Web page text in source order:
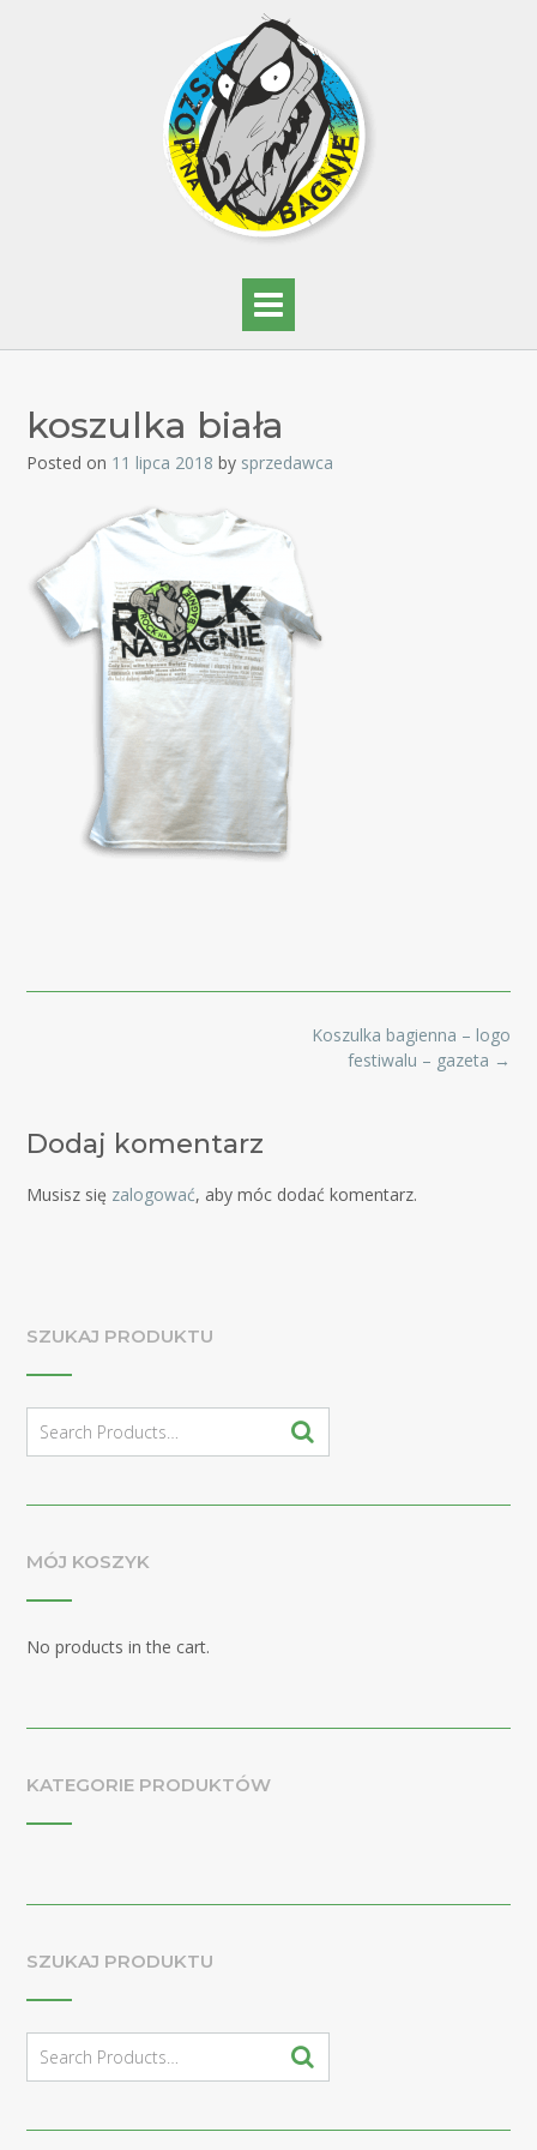
koszulka biała
Posted on 11 lipca 2018 by sprzedawca
Koszulka bagienna – logo
festiwalu – gazeta →
Dodaj komentarz
Musisz się zalogować, aby móc dodać komentarz.
SZUKAJ PRODUKTU
for:
MÓJ KOSZYK
No products in the cart.
KATEGORIE PRODUKTÓW
SZUKAJ PRODUKTU
for: